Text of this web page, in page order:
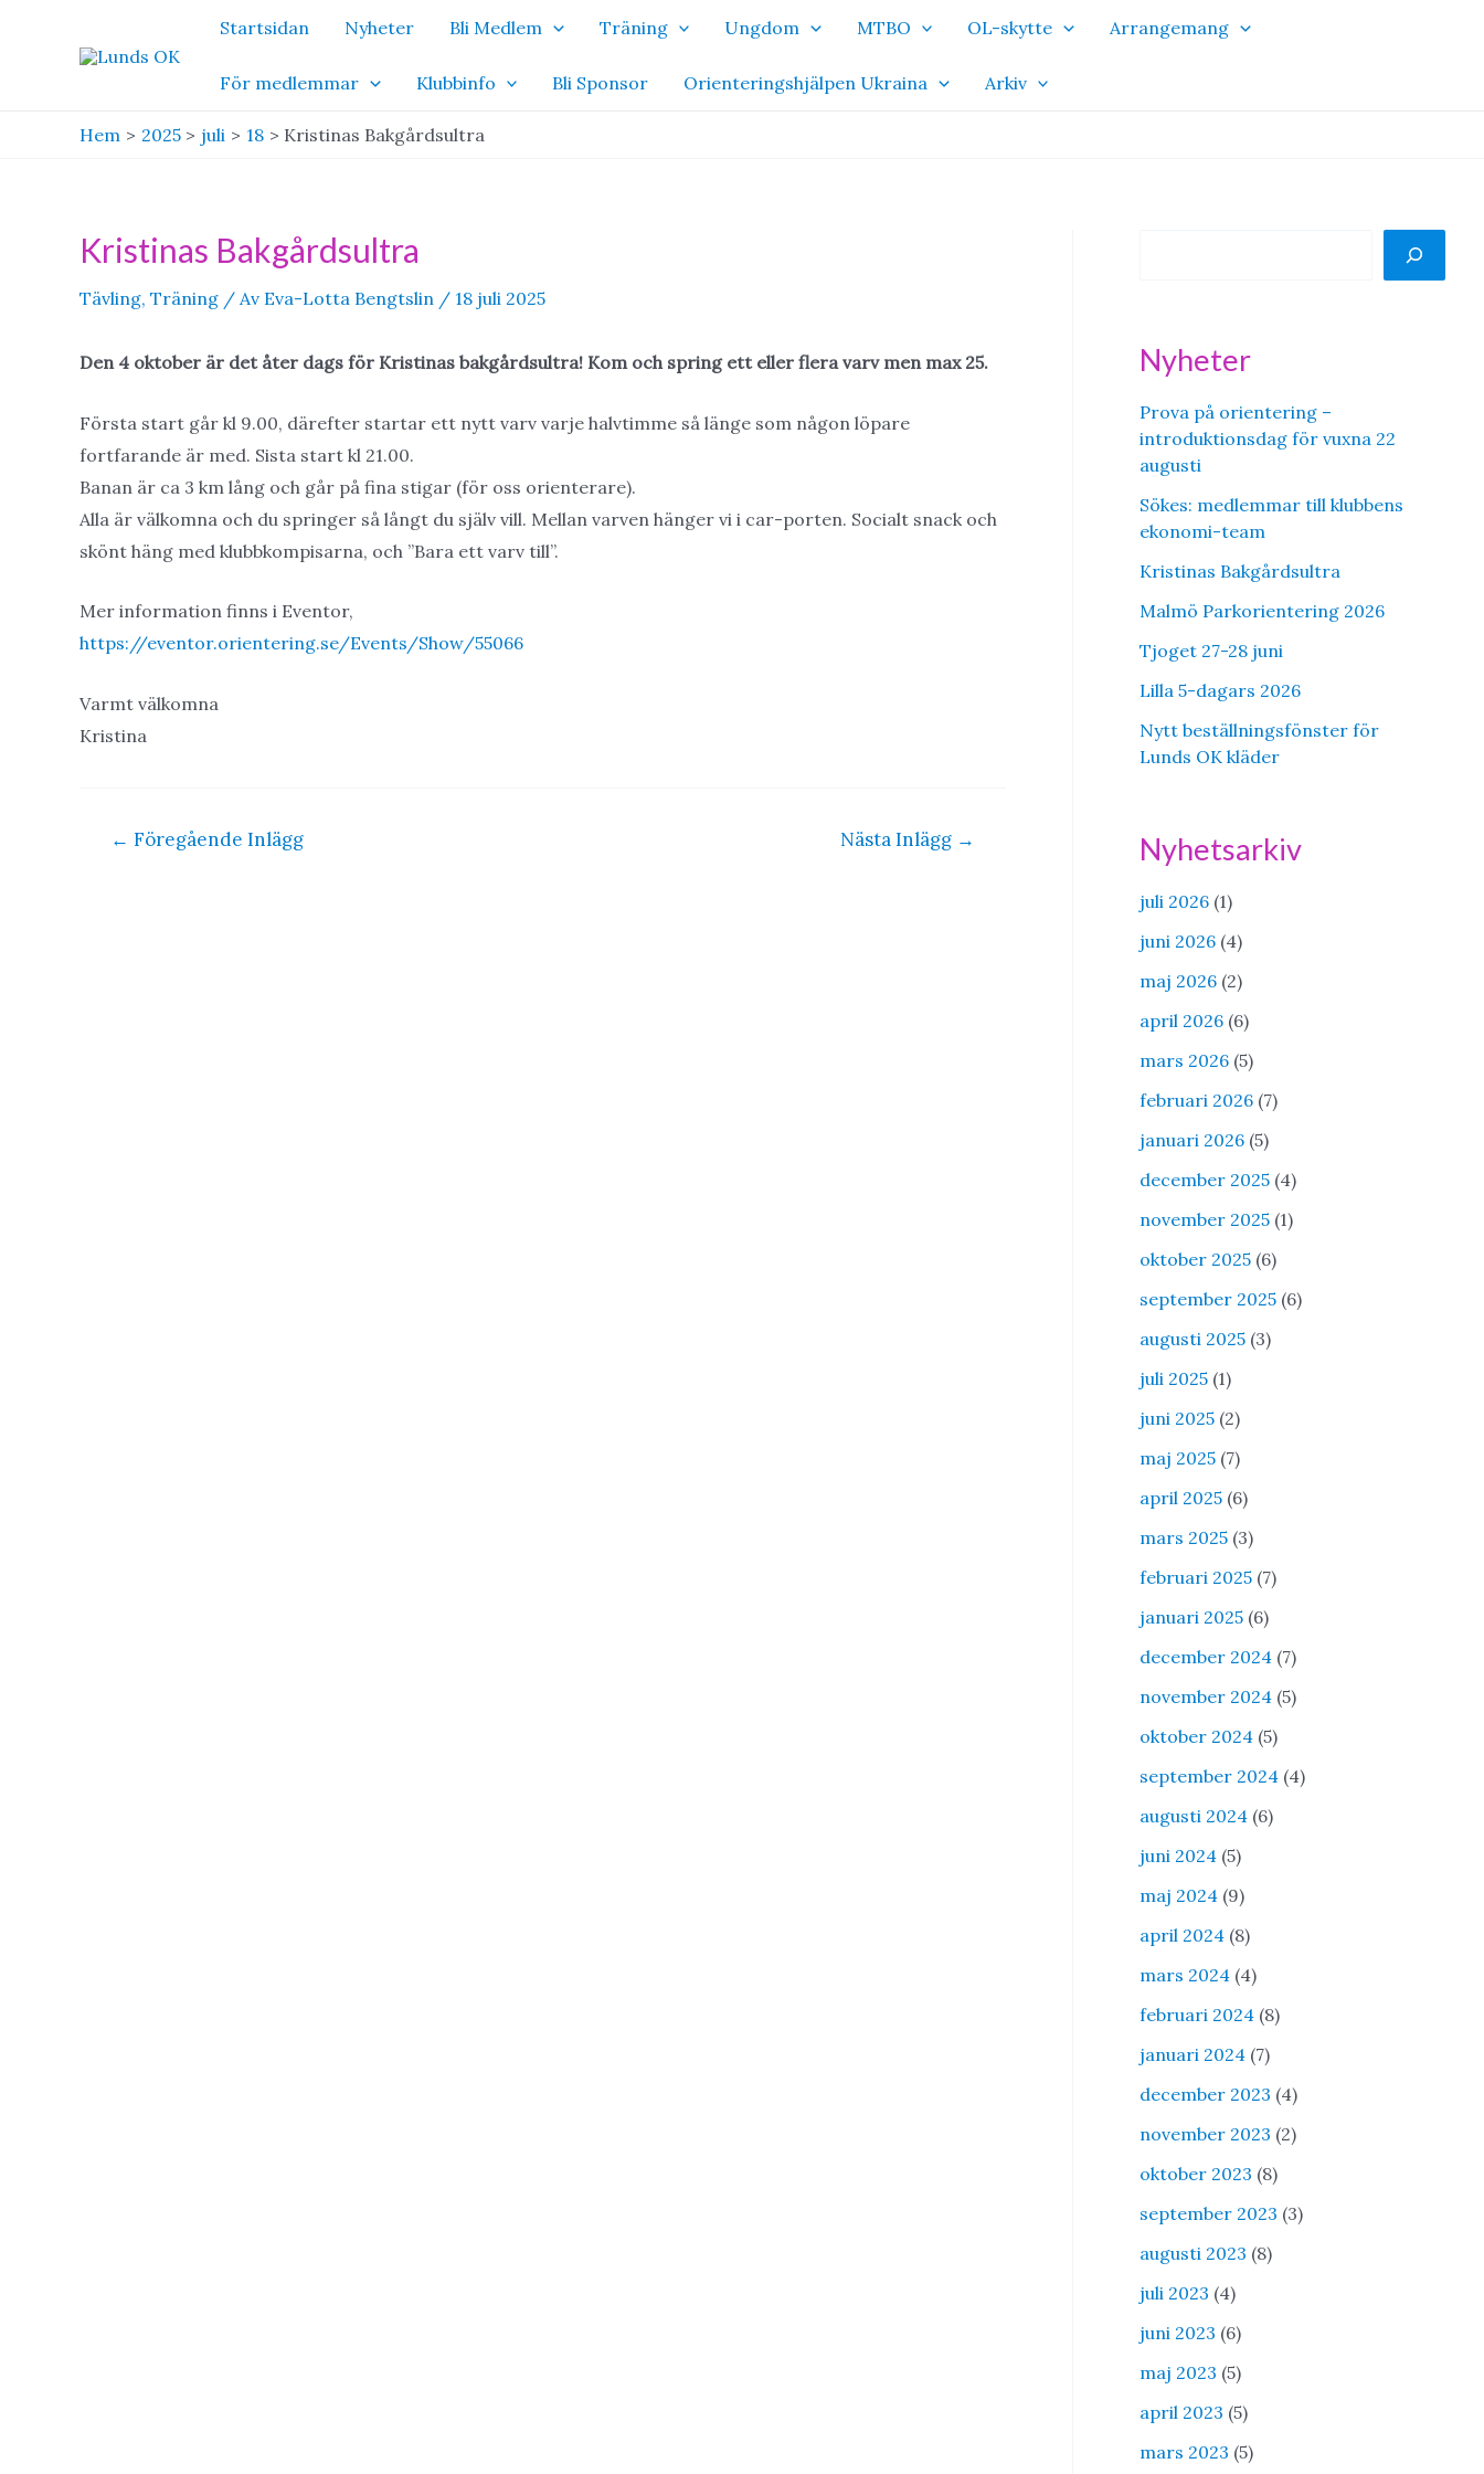
Startsidan Nyheter Bli Medlem Träning Ungdom MTBO OL-skytte Arrangemang
För medlemmar Klubbinfo Bli Sponsor Orienteringshjälpen Ukraina Arkiv
Hem 2025 juli 18 Kristinas Bakgårdsultra
Kristinas Bakgårdsultra
Tävling, Träning / Av Eva-Lotta Bengtslin / 18 juli 2025
Den 4 oktober är det åter dags för Kristinas bakgårdsultra! Kom och spring ett eller flera varv men max 25.
Första start går kl 9.00, därefter startar ett nytt varv varje halvtimme så länge som någon löpare
fortfarande är med. Sista start kl 21.00.
Banan är ca 3 km lång och går på fina stigar (för oss orienterare).
Alla är välkomna och du springer så långt du själv vill. Mellan varven hänger vi i car-porten. Socialt snack och
skönt häng med klubbkompisarna, och ”Bara ett varv till”.
Mer information finns i Eventor,
https://eventor.orientering.se/Events/Show/55066
Varmt välkomna
Kristina
Inläggsnavigering
← Föregående Inlägg Nästa Inlägg →
Nyheter
Prova på orientering –
introduktionsdag för vuxna 22
augusti
Sökes: medlemmar till klubbens
ekonomi-team
Kristinas Bakgårdsultra
Malmö Parkorientering 2026
Tjoget 27-28 juni
Lilla 5-dagars 2026
Nytt beställningsfönster för
Lunds OK kläder
Nyhetsarkiv
juli 2026 (1)
juni 2026 (4)
maj 2026 (2)
april 2026 (6)
mars 2026 (5)
februari 2026 (7)
januari 2026 (5)
december 2025 (4)
november 2025 (1)
oktober 2025 (6)
september 2025 (6)
augusti 2025 (3)
juli 2025 (1)
juni 2025 (2)
maj 2025 (7)
april 2025 (6)
mars 2025 (3)
februari 2025 (7)
januari 2025 (6)
december 2024 (7)
november 2024 (5)
oktober 2024 (5)
september 2024 (4)
augusti 2024 (6)
juni 2024 (5)
maj 2024 (9)
april 2024 (8)
mars 2024 (4)
februari 2024 (8)
januari 2024 (7)
december 2023 (4)
november 2023 (2)
oktober 2023 (8)
september 2023 (3)
augusti 2023 (8)
juli 2023 (4)
juni 2023 (6)
maj 2023 (5)
april 2023 (5)
mars 2023 (5)